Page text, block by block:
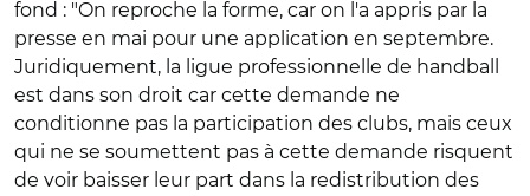
fond : "On reproche la forme, car on l'a appris par la
presse en mai pour une application en septembre.
Juridiquement, la ligue professionnelle de handball
est dans son droit car cette demande ne
conditionne pas la participation des clubs, mais ceux
qui ne se soumettent pas à cette demande risquent
de voir baisser leur part dans la redistribution des